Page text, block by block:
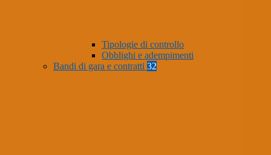
Tipologie di controllo
Obblighi e adempimenti
Bandi di gara e contratti 32